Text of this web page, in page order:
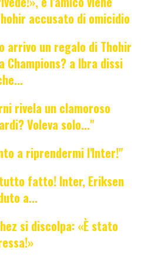
accusato di omicidio
arrivo un regalo di Thohir
a Ibra dissi
rivela un clamoroso
Voleva solo..."
a riprendermi l'Inter!"
fatto! Inter, Eriksen
a...
si discolpa: «È stato